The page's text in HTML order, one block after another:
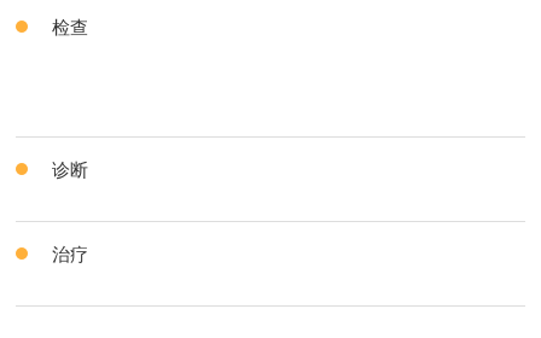
检查
诊断
治疗